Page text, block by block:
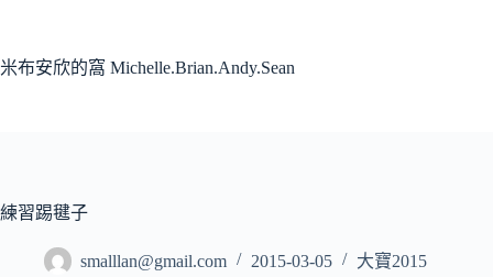
主
米布安欣的窩 Michelle.Brian.Andy.Sean
練習踢毽子
smalllan@gmail.com 2015-03-05 大寶2015